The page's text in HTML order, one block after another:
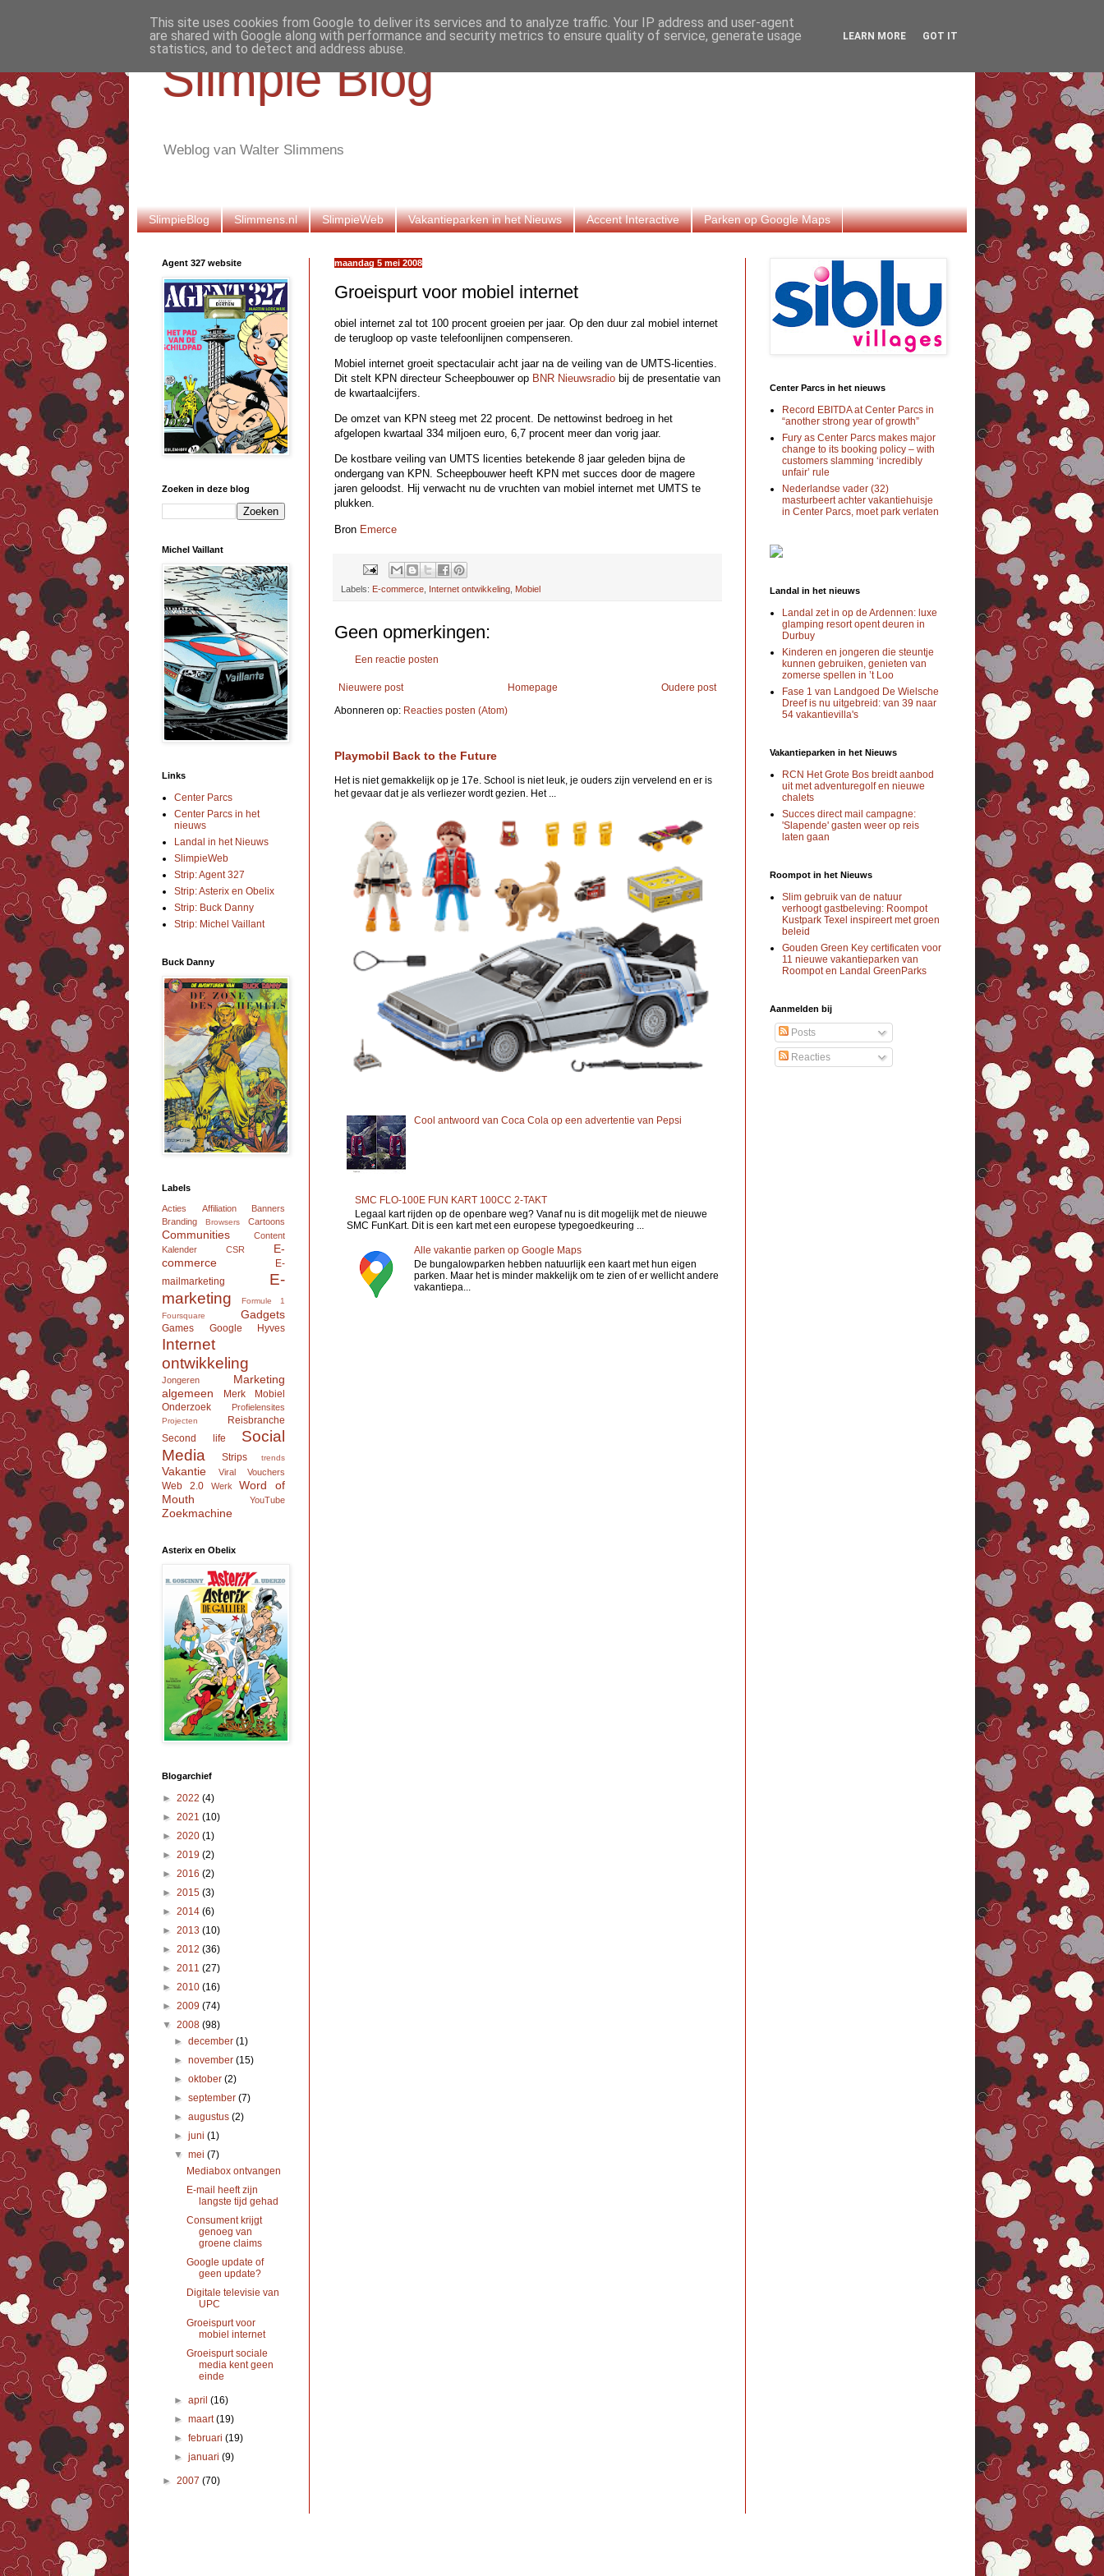
Slimpie Blog
Weblog van Walter Slimmens
SlimpieBlog Slimmens.nl SlimpieWeb Vakantieparken in het Nieuws Accent Interactive Parken op Google Maps
maandag 5 mei 2008
Groeispurt voor mobiel internet
obiel internet zal tot 100 procent groeien per jaar. Op den duur zal mobiel internet
de terugloop op vaste telefoonlijnen compenseren.
Mobiel internet groeit spectaculair acht jaar na de veiling van de UMTS-licenties.
Dit stelt KPN directeur Scheepbouwer op BNR Nieuwsradio bij de presentatie van
de kwartaalcijfers.
De omzet van KPN steeg met 22 procent. De nettowinst bedroeg in het
afgelopen kwartaal 334 miljoen euro, 6,7 procent meer dan vorig jaar.
De kostbare veiling van UMTS licenties betekende 8 jaar geleden bijna de
ondergang van KPN. Scheepbouwer heeft KPN met succes door de magere
jaren geloodst. Hij verwacht nu de vruchten van mobiel internet met UMTS te
plukken.
Bron Emerce
Labels: E-commerce Internet ontwikkeling Mobiel
Geen opmerkingen:
Een reactie posten
Nieuwere post Oudere post
Homepage
Abonneren op: Reacties posten (Atom)
Playmobil Back to the Future
Het is niet gemakkelijk op je 17e. School is niet leuk, je ouders zijn vervelend en er is
het gevaar dat je als verliezer wordt gezien. Het ...
Cool antwoord van Coca Cola op een advertentie van Pepsi
SMC FLO-100E FUN KART 100CC 2-TAKT
Legaal kart rijden op de openbare weg? Vanaf nu is dit mogelijk met de nieuwe
SMC FunKart. Dit is een kart met een europese typegoedkeuring ...
Alle vakantie parken op Google Maps
De bungalowparken hebben natuurlijk een kaart met hun eigen
parken. Maar het is minder makkelijk om te zien of er wellicht andere
vakantiepa...
Agent 327 website
Zoeken in deze blog
Michel Vaillant
Links
Center Parcs
Center Parcs in het
nieuws
Landal in het Nieuws
SlimpieWeb
Strip: Agent 327
Strip: Asterix en Obelix
Strip: Buck Danny
Strip: Michel Vaillant
Buck Danny
Labels
Acties Affiliation
Banners
Branding
Browsers Cartoons
Communities
Content
Kalender
CSR
E-
commerce
E-
mailmarketing
E-
marketing
Formule 1
Foursquare
Gadgets
Games Google Hyves
Internet
ontwikkeling
Jongeren
Marketing
algemeen
Merk
Mobiel
Onderzoek
Profielensites
Projecten
Reisbranche
Second life
Social
Media
Strips trends
Vakantie Viral Vouchers
Web 2.0 Werk
Word of
Mouth
YouTube
Zoekmachine
Asterix en Obelix
Blogarchief
► 2022 (4)
► 2021 (10)
► 2020 (1)
► 2019 (2)
► 2016 (2)
► 2015 (3)
► 2014 (6)
► 2013 (10)
► 2012 (36)
► 2011 (27)
► 2010 (16)
► 2009 (74)
▼ 2008 (98)
►december(1)
►november(15)
►oktober(2)
►september(7)
►augustus(2)
►juni(1)
▼mei(7)
Mediabox ontvangen
E-mail heeft zijn
langste tijd gehad
Consument krijgt
genoeg van
groene claims
Google update of
geen update?
Digitale televisie van
UPC
Groeispurt voor
mobiel internet
Groeispurt sociale
media kent geen
einde
►april(16)
►maart(19)
►februari(19)
►januari(9)
► 2007 (70)
Center Parcs in het nieuws
Record EBITDA at Center Parcs in
“another strong year of growth”
Fury as Center Parcs makes major
change to its booking policy – with
customers slamming ‘incredibly
unfair’ rule
Nederlandse vader (32)
masturbeert achter vakantiehuisje
in Center Parcs, moet park verlaten
Landal in het nieuws
Landal zet in op de Ardennen: luxe
glamping resort opent deuren in
Durbuy
Kinderen en jongeren die steuntje
kunnen gebruiken, genieten van
zomerse spellen in ’t Loo
Fase 1 van Landgoed De Wielsche
Dreef is nu uitgebreid: van 39 naar
54 vakantievilla's
Vakantieparken in het Nieuws
RCN Het Grote Bos breidt aanbod
uit met adventuregolf en nieuwe
chalets
Succes direct mail campagne:
'Slapende' gasten weer op reis
laten gaan
Roompot in het Nieuws
Slim gebruik van de natuur
verhoogt gastbeleving: Roompot
Kustpark Texel inspireert met groen
beleid
Gouden Green Key certificaten voor
11 nieuwe vakantieparken van
Roompot en Landal GreenParks
Aanmelden bij
Posts
Reacties
This site uses cookies from Google to deliver its services and to analyze traffic. Your IP address and user-agent
are shared with Google along with performance and security metrics to ensure quality of service, generate usage
statistics, and to detect and address abuse.
LEARN MORE GOT IT